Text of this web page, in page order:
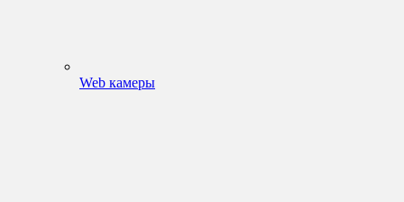
Web камеры